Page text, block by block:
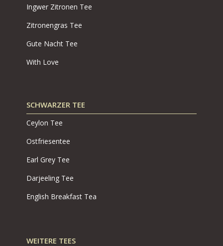
Ingwer Zitronen Tee
Zitronengras Tee
Gute Nacht Tee
With Love
SCHWARZER TEE
Ceylon Tee
Ostfriesentee
Earl Grey Tee
Darjeeling Tee
English Breakfast Tea
WEITERE TEES